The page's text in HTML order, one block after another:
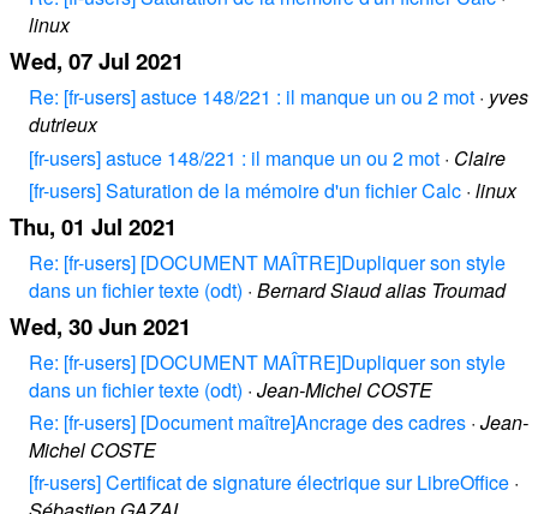
linux
Wed, 07 Jul 2021
Re: [fr-users] astuce 148/221 : il manque un ou 2 mot · yves
dutrieux
[fr-users] astuce 148/221 : il manque un ou 2 mot · Claire
[fr-users] Saturation de la mémoire d'un fichier Calc · linux
Thu, 01 Jul 2021
Re: [fr-users] [DOCUMENT MAÎTRE]Dupliquer son style
dans un fichier texte (odt) · Bernard Siaud alias Troumad
Wed, 30 Jun 2021
Re: [fr-users] [DOCUMENT MAÎTRE]Dupliquer son style
dans un fichier texte (odt) · Jean-Michel COSTE
Re: [fr-users] [Document maître]Ancrage des cadres · Jean-
Michel COSTE
[fr-users] Certificat de signature électrique sur LibreOffice ·